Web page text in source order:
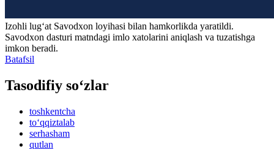
Izohli lugʻat Savodxon loyihasi bilan hamkorlikda yaratildi.
Savodxon dasturi matndagi imlo xatolarini aniqlash va tuzatishga
imkon beradi.
Batafsil
Tasodifiy so‘zlar
toshkentcha
to‘qqiztalab
serhasham
qutlan